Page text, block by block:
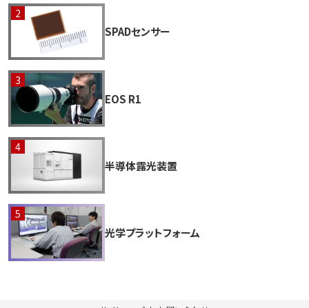
SPADセンサー
EOS R1
半導体露光装置
光学プラットフォーム